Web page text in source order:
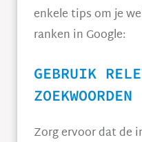
enkele tips om je
ranken in Google:
GEBRUIK
ZOEKWOORDEN
Zorg ervoor dat de